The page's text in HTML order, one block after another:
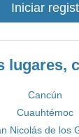
Iniciar
lugares,
Cancún
Cuauhtémoc
Nicolás de los